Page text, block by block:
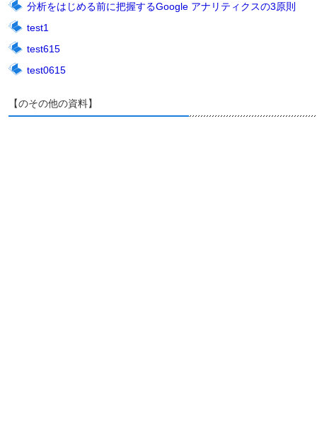
分析をはじめる前に把握するGoogle アナリティクスの3原則
test1
test615
test0615
【のその他の資料】